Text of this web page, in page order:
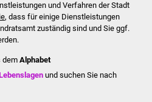
Ratsinformationssystem
Jugendbeirat
Summerrockfestival
und Verfahren der Stadt
, dass für einige Dienstleistungen
zuständig sind und Sie ggf.
dem Alphabet
und suchen Sie nach